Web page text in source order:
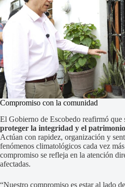
Compromiso con la comunidad
El Gobierno de Escobedo reafirmó que
proteger la integridad y el
Actúan con rapidez, organización y
fenómenos climatológicos cada vez
compromiso se refleja en la atención
afectadas.
“Nuestro compromiso es estar al lado